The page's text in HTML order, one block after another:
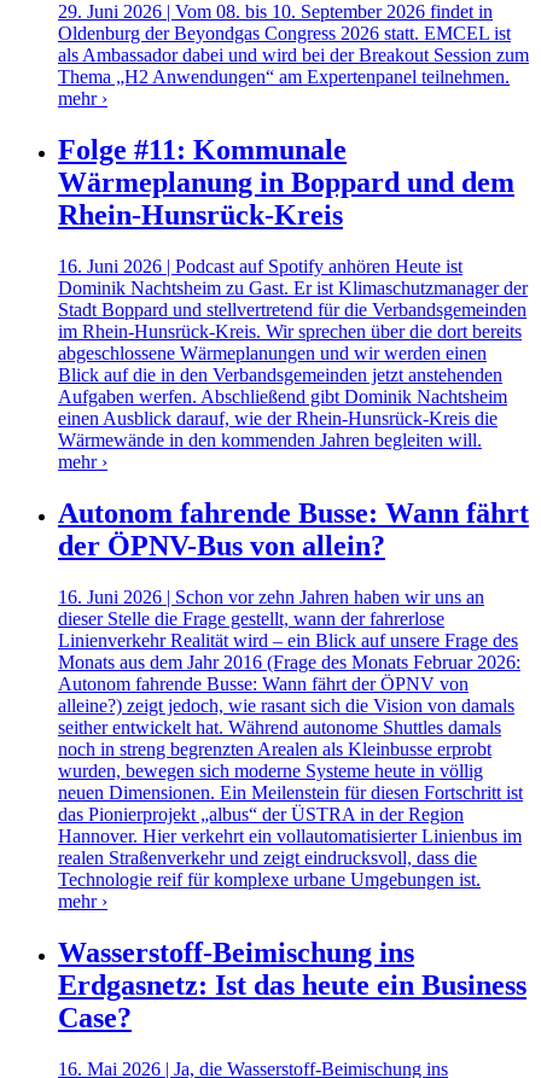
29. Juni 2026 | Vom 08. bis 10. September 2026 findet in
Oldenburg der Beyondgas Congress 2026 statt. EMCEL ist
als Ambassador dabei und wird bei der Breakout Session zum
Thema „H2 Anwendungen“ am Expertenpanel teilnehmen.
mehr ›
Folge #11: Kommunale
Wärmeplanung in Boppard und dem
Rhein-Hunsrück-Kreis
16. Juni 2026 | Podcast auf Spotify anhören Heute ist
Dominik Nachtsheim zu Gast. Er ist Klimaschutzmanager der
Stadt Boppard und stellvertretend für die Verbandsgemeinden
im Rhein-Hunsrück-Kreis. Wir sprechen über die dort bereits
abgeschlossene Wärmeplanungen und wir werden einen
Blick auf die in den Verbandsgemeinden jetzt anstehenden
Aufgaben werfen. Abschließend gibt Dominik Nachtsheim
einen Ausblick darauf, wie der Rhein-Hunsrück-Kreis die
Wärmewände in den kommenden Jahren begleiten will.
mehr ›
Autonom fahrende Busse: Wann fährt
der ÖPNV-Bus von allein?
16. Juni 2026 | Schon vor zehn Jahren haben wir uns an
dieser Stelle die Frage gestellt, wann der fahrerlose
Linienverkehr Realität wird – ein Blick auf unsere Frage des
Monats aus dem Jahr 2016 (Frage des Monats Februar 2026:
Autonom fahrende Busse: Wann fährt der ÖPNV von
alleine?) zeigt jedoch, wie rasant sich die Vision von damals
seither entwickelt hat. Während autonome Shuttles damals
noch in streng begrenzten Arealen als Kleinbusse erprobt
wurden, bewegen sich moderne Systeme heute in völlig
neuen Dimensionen. Ein Meilenstein für diesen Fortschritt ist
das Pionierprojekt „albus“ der ÜSTRA in der Region
Hannover. Hier verkehrt ein vollautomatisierter Linienbus im
realen Straßenverkehr und zeigt eindrucksvoll, dass die
Technologie reif für komplexe urbane Umgebungen ist.
mehr ›
Wasserstoff-Beimischung ins
Erdgasnetz: Ist das heute ein Business
Case?
16. Mai 2026 | Ja, die Wasserstoff-Beimischung ins